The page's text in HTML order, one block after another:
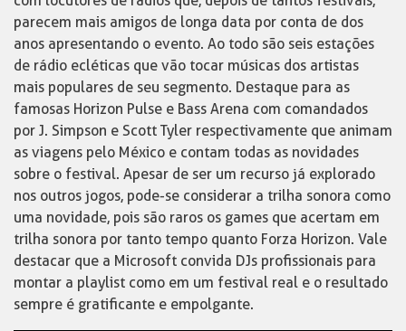
parecem mais amigos de longa data por conta de dos
anos apresentando o evento. Ao todo são seis estações
de rádio ecléticas que vão tocar músicas dos artistas
mais populares de seu segmento. Destaque para as
famosas Horizon Pulse e Bass Arena com comandados
por J. Simpson e Scott Tyler respectivamente que animam
as viagens pelo México e contam todas as novidades
sobre o festival. Apesar de ser um recurso já explorado
nos outros jogos, pode-se considerar a trilha sonora como
uma novidade, pois são raros os games que acertam em
trilha sonora por tanto tempo quanto Forza Horizon. Vale
destacar que a Microsoft convida DJs profissionais para
montar a playlist como em um festival real e o resultado
sempre é gratificante e empolgante.